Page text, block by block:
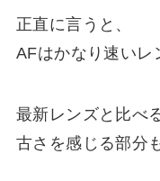
正直に言うと、
AFはかなり速いレ
最新レンズと比べ
古さを感じる部分